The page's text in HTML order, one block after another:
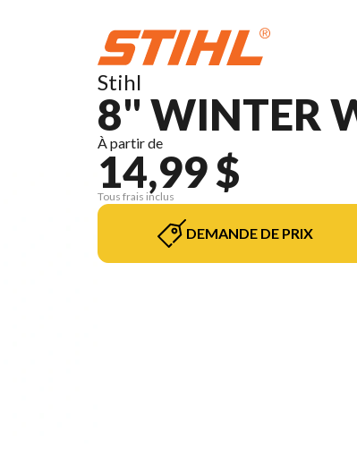
Stihl
8" WINTER
À partir de
14,99 $
Tous frais inclus
DEMANDE DE PRIX